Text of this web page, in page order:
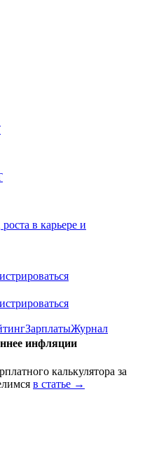
в карьере и
ЗарплатыЖурнал
инфляции
калькулятора за
в статье →